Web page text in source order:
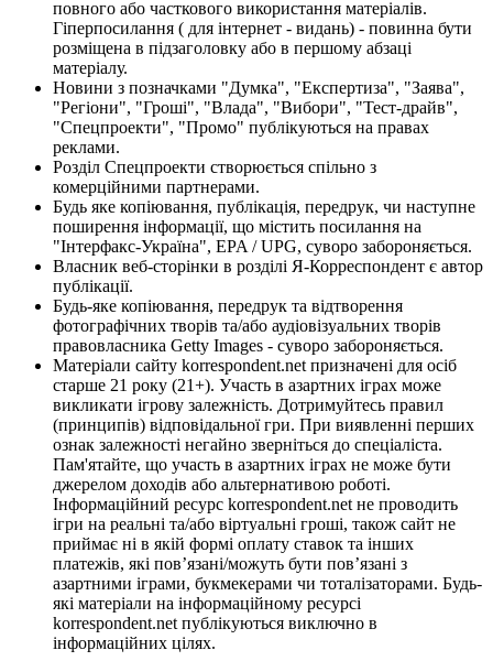
повного або часткового використання матеріалів.
Гіперпосилання ( для інтернет - видань) - повинна бути
розміщена в підзаголовку або в першому абзаці
матеріалу.
Новини з позначками "Думка", "Експертиза", "Заява",
"Регіони", "Гроші", "Влада", "Вибори", "Тест-драйв",
"Спецпроекти", "Промо" публікуються на правах
реклами.
Розділ Спецпроекти створюється спільно з
комерційними партнерами.
Будь яке копіювання, публікація, передрук, чи наступне
поширення інформації, що містить посилання на
"Інтерфакс-Україна", EPA / UPG, суворо забороняється.
Власник веб-сторінки в розділі Я-Корреспондент є автор
публікації.
Будь-яке копіювання, передрук та відтворення
фотографічних творів та/або аудіовізуальних творів
правовласника Getty Images - суворо забороняється.
Матеріали сайту korrespondent.net призначені для осіб
старше 21 року (21+). Участь в азартних іграх може
викликати ігрову залежність. Дотримуйтесь правил
(принципів) відповідальної гри. При виявленні перших
ознак залежності негайно зверніться до спеціаліста.
Пам'ятайте, що участь в азартних іграх не може бути
джерелом доходів або альтернативою роботі.
Інформаційний ресурс korrespondent.net не проводить
ігри на реальні та/або віртуальні гроші, також сайт не
приймає ні в якій формі оплату ставок та інших
платежів, які пов’язані/можуть бути пов’язані з
азартними іграми, букмекерами чи тоталізаторами. Будь-
які матеріали на інформаційному ресурсі
korrespondent.net публікуються виключно в
інформаційних цілях.